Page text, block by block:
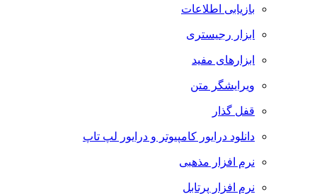
بازیابی اطلاعات
ابزار رجیستری
ابزارهای مفید
ویرایشگر متن
قفل گذار
دانلود درایور کامپیوتر و درایور لپ تاپ
نرم افزار مذهبی
نرم افزار پرتابل